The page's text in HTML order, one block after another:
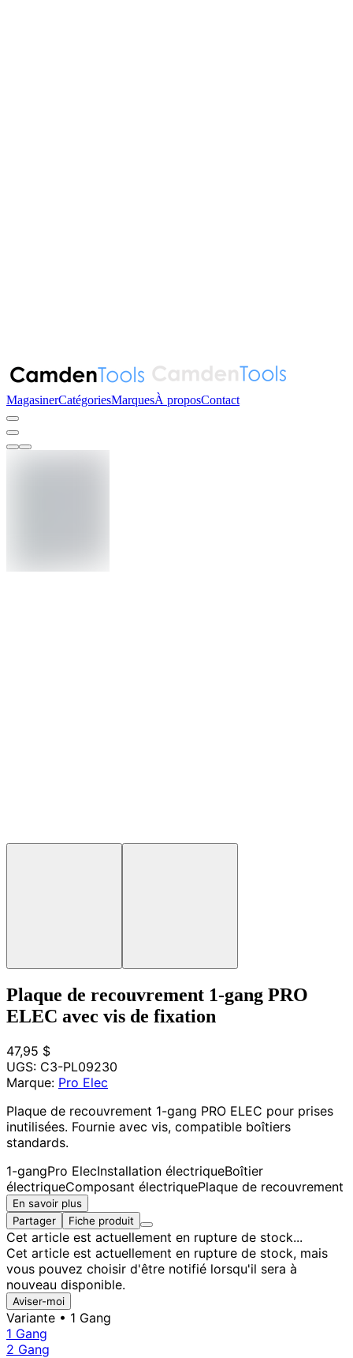
MagasinerCatégoriesMarquesÀ proposContact
Plaque de recouvrement 1-gang PRO
ELEC avec vis de fixation
47,95 $
UGS: C3-PL09230
Marque: Pro Elec
Plaque de recouvrement 1-gang PRO ELEC pour prises
inutilisées. Fournie avec vis, compatible boîtiers
standards.
1-gangPro ElecInstallation électriqueBoîtier
électriqueComposant électriquePlaque de recouvrement
En savoir plus
Partager
Fiche produit
Cet article est actuellement en rupture de stock...
Cet article est actuellement en rupture de stock, mais
vous pouvez choisir d'être notifié lorsqu'il sera à
nouveau disponible.
Aviser-moi
Variante • 1 Gang
1 Gang
2 Gang